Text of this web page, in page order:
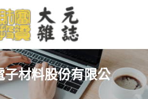
子材料股份有限公